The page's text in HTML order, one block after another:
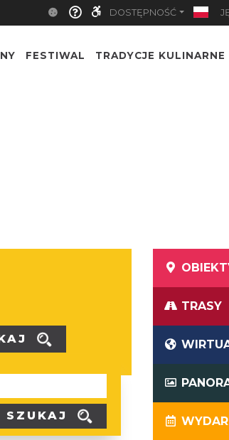
DOSTĘPNOŚĆ
FESTIWAL TRADYCJE KULINARNE
SZUKAJ
TRASY